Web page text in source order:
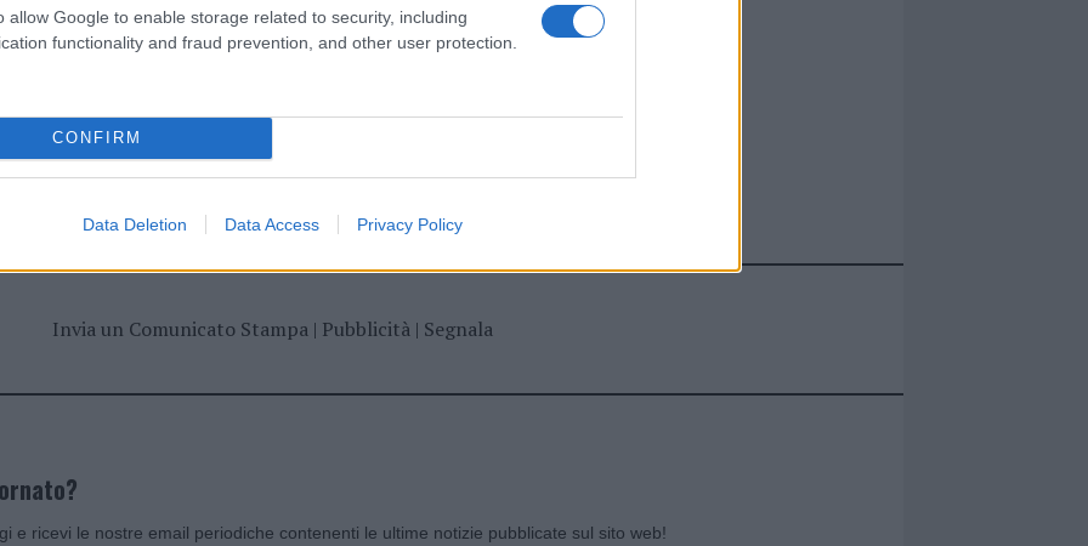
allow Google to enable storage related to security, including
functionality and fraud prevention, and other user protection.
CONFIRM
Data Deletion Data Access Privacy Policy
Prossimo articolo
Invia un Comunicato Stampa| Pubblicità| Segnala
e ricevi le nostre email periodiche contenenti le ultime notizie pubblicate sul sito web!